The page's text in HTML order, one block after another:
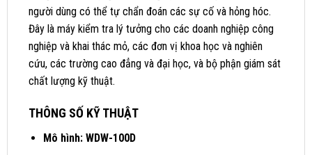
người dùng có thể tự chẩn đoán các sự cố và hỏng hóc.
Đây là máy kiểm tra lý tưởng cho các doanh nghiệp công
nghiệp và khai thác mỏ, các đơn vị khoa học và nghiên
cứu, các trường cao đẳng và đại học, và bộ phận giám sát
chất lượng kỹ thuật.
THÔNG SỐ KỸ THUẬT
Mô hình: WDW-100D